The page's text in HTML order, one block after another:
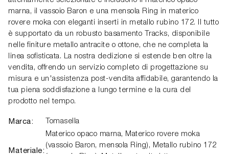
marna, il vassoio Baron e una mensola Ring in materico
rovere moka con eleganti inserti in metallo rubino 172. Il tutto
è supportato da un robusto basamento Tracks, disponibile
nelle finiture metallo antracite o ottone, che ne completa la
linea sofisticata. La nostra dedizione si estende ben oltre la
vendita, offrendo un servizio completo di progettazione su
misura e un'assistenza post-vendita affidabile, garantendo la
tua piena soddisfazione a lungo termine e la cura del
prodotto nel tempo.
Marca: Tomasella
Materiale:
Materico opaco marna, Materico rovere moka
(vassoio Baron, mensola Ring), Metallo rubino 172